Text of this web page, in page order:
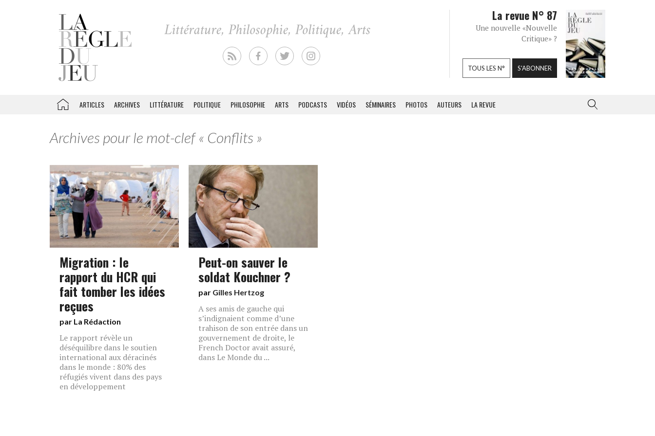
La revue N° 87
Une nouvelle «Nouvelle
Critique» ?
TOUS LES N° S'ABONNER
ARTICLES ARCHIVES LITTÉRATURE POLITIQUE PHILOSOPHIE ARTS PODCASTS VIDÉOS SÉMINAIRES PHOTOS AUTEURS LA REVUE
Archives pour le mot-clef « Conflits »
Migration : le
rapport du HCR qui
fait tomber les idées
reçues
par La Rédaction
Le rapport révèle un
déséquilibre dans le soutien
international aux déracinés
dans le monde : 80% des
réfugiés vivent dans des pays
en développement
Peut-on sauver le
soldat Kouchner ?
par Gilles Hertzog
A ses amis de gauche qui
s’indignaient comme d’une
trahison de son entrée dans un
gouvernement de droite, le
French Doctor avait assuré,
dans Le Monde du ...